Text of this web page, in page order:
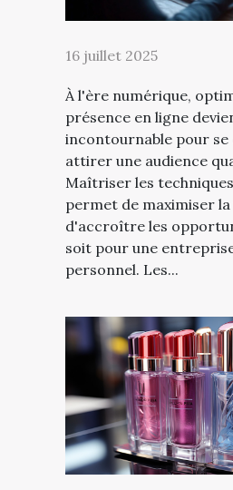
16 juillet 2025
À l'ère numérique,
présence en ligne
incontournable pour
attirer une audience
Maîtriser les
permet de maximiser
d'accroître les
soit pour une
personnel. Les...